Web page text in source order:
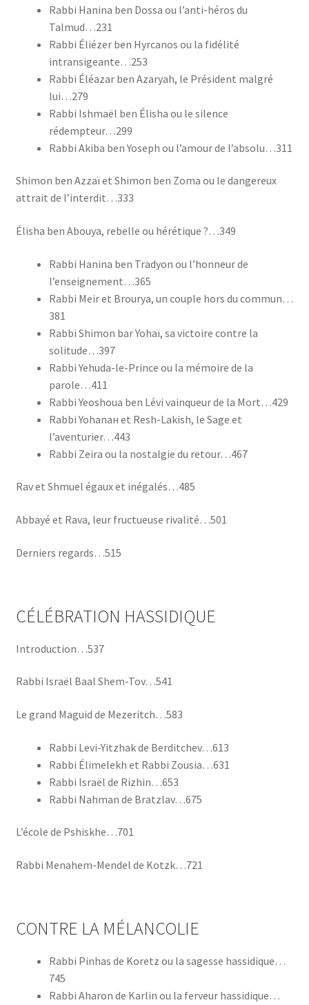
Rabbi Hanina ben Dossa ou l’anti-héros du
Talmud…231
Rabbi Éliézer ben Hyrcanos ou la fidélité
intransigeante…253
Rabbi Éléazar ben Azaryah, le Président malgré
lui…279
Rabbi Ishmaël ben Élisha ou le silence
rédempteur…299
Rabbi Akiba ben Yoseph ou l’amour de l’absolu…311
Shimon ben Azzaï et Shimon ben Zoma ou le dangereux
attrait de l’interdit…333
Élisha ben Abouya, rebelle ou hérétique ?…349
Rabbi Hanina ben Tradyon ou l’honneur de
l’enseignement…365
Rabbi Meir et Brourya, un couple hors du commun…
381
Rabbi Shimon bar Yohaï, sa victoire contre la
solitude…397
Rabbi Yehuda-le-Prince ou la mémoire de la
parole…411
Rabbi Yeoshoua ben Lévi vainqueur de la Mort…429
Rabbi Yohanан et Resh-Lakish, le Sage et
l’aventurier…443
Rabbi Zeira ou la nostalgie du retour…467
Rav et Shmuel égaux et inégalés…485
Abbayé et Rava, leur fructueuse rivalité…501
Derniers regards…515
CÉLÉBRATION HASSIDIQUE
Introduction…537
Rabbi Israël Baal Shem-Tov…541
Le grand Maguid de Mezeritch…583
Rabbi Levi-Yitzhak de Berditchev…613
Rabbi Élimelekh et Rabbi Zousia…631
Rabbi Israël de Rizhin…653
Rabbi Nahman de Bratzlav…675
L’école de Pshiskhe…701
Rabbi Menahem-Mendel de Kotzk…721
CONTRE LA MÉLANCOLIE
Rabbi Pinhas de Koretz ou la sagesse hassidique…
745
Rabbi Aharon de Karlin ou la ferveur hassidique…